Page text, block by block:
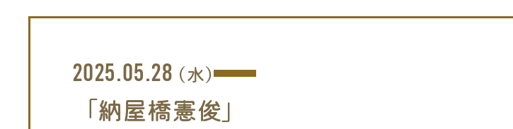
2025.05.28 (水)
「納屋橋憲俊」